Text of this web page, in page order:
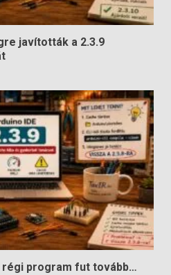
javították a 2.3.9
régi program fut tovább…